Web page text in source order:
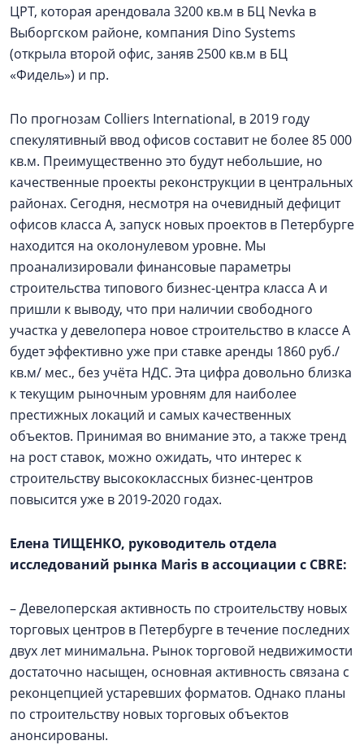
ЦРТ, которая арендовала 3200 кв.м в БЦ Nevka в
Выборгском районе, компания Dino Systems
(открыла второй офис, заняв 2500 кв.м в БЦ
«Фидель») и пр.
По прогнозам Colliers International, в 2019 году
спекулятивный ввод офисов составит не более 85 000
кв.м. Преимущественно это будут небольшие, но
качественные проекты реконструкции в центральных
районах. Сегодня, несмотря на очевидный дефицит
офисов класса А, запуск новых проектов в Петербурге
находится на околонулевом уровне. Мы
проанализировали финансовые параметры
строительства типового бизнес-центра класса А и
пришли к выводу, что при наличии свободного
участка у девелопера новое строительство в классе А
будет эффективно уже при ставке аренды 1860 руб./
кв.м/ мес., без учёта НДС. Эта цифра довольно близка
к текущим рыночным уровням для наиболее
престижных локаций и самых качественных
объектов. Принимая во внимание это, а также тренд
на рост ставок, можно ожидать, что интерес к
строительству высококлассных бизнес-центров
повысится уже в 2019-2020 годах.
Елена ТИЩЕНКО, руководитель отдела
исследований рынка Maris в ассоциации с CBRE:
– Девелоперская активность по строительству новых
торговых центров в Петербурге в течение последних
двух лет минимальна. Рынок торговой недвижимости
достаточно насыщен, основная активность связана с
реконцепцией устаревших форматов. Однако планы
по строительству новых торговых объектов
анонсированы.